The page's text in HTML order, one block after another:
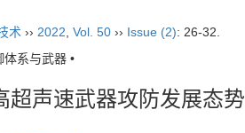
术 ›› 2022 Vol. 50 ›› Issue (2): 26-32.
体系与武器 •
超声速武器攻防发展态